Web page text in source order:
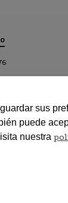
sus
puede
nuestra